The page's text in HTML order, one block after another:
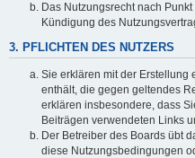
Das Nutzungsrecht nach
Kündigung des
3. PFLICHTEN DES NUTZERS
Sie erklären mit der Erstellung
enthält, die gegen geltendes
erklären insbesondere, dass
Beiträgen verwendeten Links
Der Betreiber des Boards übt
diese Nutzungsbedingungen